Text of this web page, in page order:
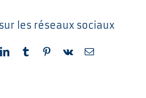
les réseaux sociaux
LinkedInTumblrPinterest
Vk Email